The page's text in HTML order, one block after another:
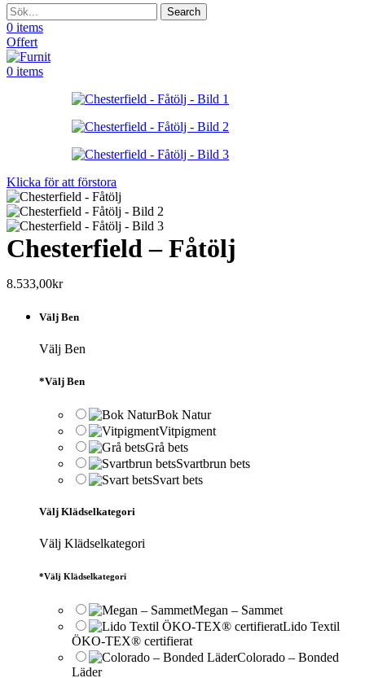
Search
0 items
Offert
0 items
Klicka för att förstora
Chesterfield – Fåtölj
8.533,00kr
Välj Ben
Välj Ben
*Välj Ben
Bok Natur
Vitpigment
Grå bets
Svartbrun bets
Svart bets
Välj Klädselkategori
Välj Klädselkategori
*Välj Klädselkategori
Megan – Sammet
Lido Textil
ÖKO-TEX® certifierat
Colorado – Bonded
Läder